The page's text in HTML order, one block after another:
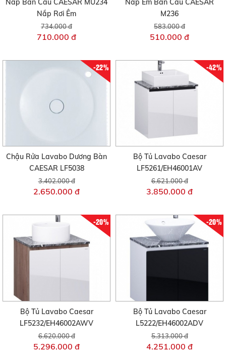
Nắp Bàn Cầu CAESAR MU234
Nắp Rơi Êm
734.000 đ
710.000 đ
Nắp Êm Bàn Cầu CAESAR
M236
583.000 đ
510.000 đ
-22%
Chậu Rửa Lavabo Dương Bàn
CAESAR LF5038
3.402.000 đ
2.650.000 đ
-42%
Bộ Tủ Lavabo Caesar
LF5261/EH46001AV
6.621.000 đ
3.850.000 đ
-20%
Bộ Tủ Lavabo Caesar
LF5232/EH46002AWV
6.620.000 đ
5.296.000 đ
-20%
Bộ Tủ Lavabo Caesar
L5222/EH46002ADV
5.313.000 đ
4.251.000 đ